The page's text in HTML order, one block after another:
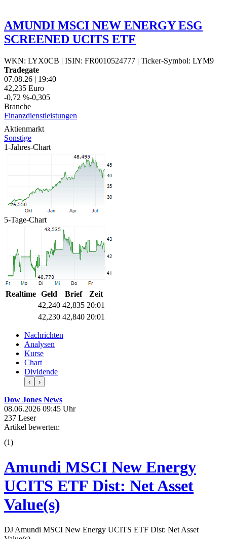
AMUNDI MSCI NEW ENERGY ESG
SCREENED UCITS ETF
WKN: LYX0CB | ISIN: FR0010524777 | Ticker-Symbol: LYM9
Tradegate
07.08.26 | 19:40
42,235 Euro
-0,72 %-0,305
Branche
Finanzdienstleistungen
Aktienmarkt
Sonstige
1-Jahres-Chart
5-Tage-Chart
Realtime Geld Brief
Zeit
42,235 42,835 20:01
42,235 42,845 20:01
Nachrichten
Analysen
Kurse
Chart
Dividende
‹ ›
Dow Jones News
08.06.2026 09:45 Uhr
237 Leser
Artikel bewerten:
(1)
Amundi MSCI New Energy
UCITS ETF Dist: Net Asset
Value(s)
DJ Amundi MSCI New Energy UCITS ETF Dist: Net Asset